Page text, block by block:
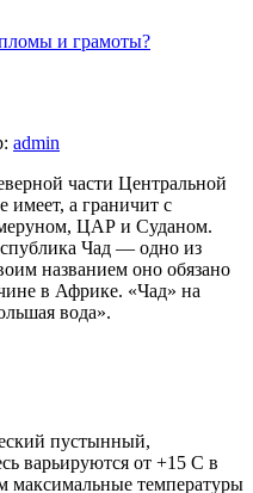
и грамоты?
admin
части Центральной
а граничит с
ЦАР и Суданом.
Чад — одно из
названием оно обязано
в Африке. «Чад» на
вода».
пустынный,
варьируются от +15 C в
максимальные температуры